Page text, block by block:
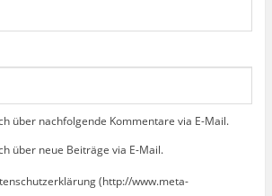
über nachfolgende Kommentare via E-Mail.
über neue Beiträge via E-Mail.
(http://www.meta-